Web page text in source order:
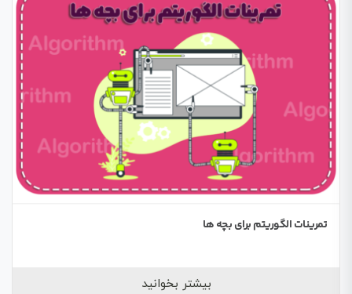
تمرینات الگوریتم برای بچه ها
بیشتر بخوانید